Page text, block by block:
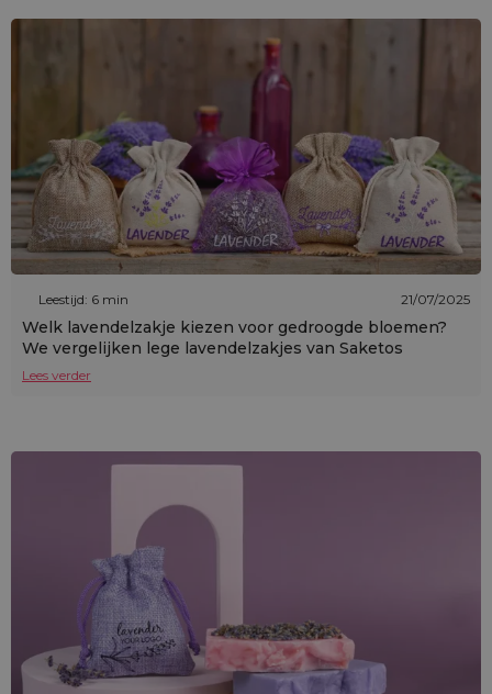
Leestijd: 6 min 21/07/2025
Welk lavendelzakje kiezen voor gedroogde bloemen?
We vergelijken lege lavendelzakjes van Saketos
Lees verder